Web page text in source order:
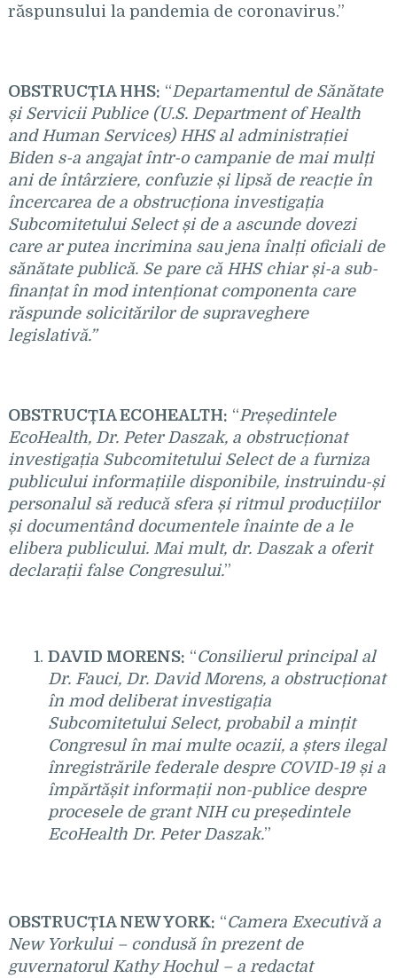
răspunsului la pandemia de coronavirus.”
OBSTRUCȚIA HHS: “Departamentul de Sănătate
și Servicii Publice (U.S. Department of Health
and Human Services) HHS al administrației
Biden s-a angajat într-o campanie de mai mulți
ani de întârziere, confuzie și lipsă de reacție în
încercarea de a obstrucționa investigația
Subcomitetului Select și de a ascunde dovezi
care ar putea incrimina sau jena înalți oficiali de
sănătate publică. Se pare că HHS chiar și-a sub-
finanțat în mod intenționat componenta care
răspunde solicitărilor de supraveghere
legislativă.”
OBSTRUCȚIA ECOHEALTH: “Președintele
EcoHealth, Dr. Peter Daszak, a obstrucționat
investigația Subcomitetului Select de a furniza
publicului informațiile disponibile, instruindu-și
personalul să reducă sfera și ritmul producțiilor
și documentând documentele înainte de a le
elibera publicului. Mai mult, dr. Daszak a oferit
declarații false Congresului.”
DAVID MORENS: “Consilierul principal al
Dr. Fauci, Dr. David Morens, a obstrucționat
în mod deliberat investigația
Subcomitetului Select, probabil a mințit
Congresul în mai multe ocazii, a șters ilegal
înregistrările federale despre COVID-19 și a
împărtășit informații non-publice despre
procesele de grant NIH cu președintele
EcoHealth Dr. Peter Daszak.”
OBSTRUCȚIA NEW YORK: “Camera Executivă a
New Yorkului – condusă în prezent de
guvernatorul Kathy Hochul – a redactat